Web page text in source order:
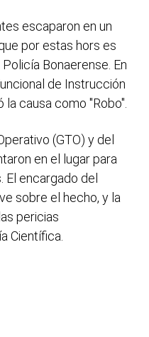
escaparon en un
por estas hors es
Bonaerense. En
de Instrucción
causa como "Robo".
(GTO) y del
en el lugar para
El encargado del
sobre el hecho, y la
pericias
Científica.